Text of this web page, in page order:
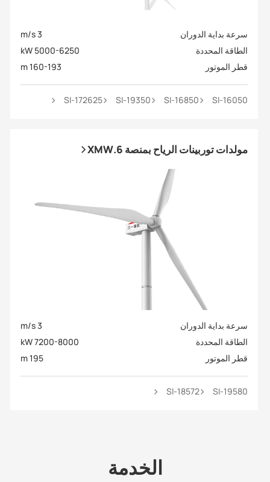
سرعة بداية الدوران
3 m/s
الطاقة المحددة
5000-6250 kW
قطر الموتور
160-193 m
SI-16050
SI-16850
SI-19350
SI-172625
مولدات توربينات الرياح بمنصة 6.XMW
سرعة بداية الدوران
3 m/s
الطاقة المحددة
7200-8000 kW
قطر الموتور
195 m
SI-19580
SI-18572
الخدمة